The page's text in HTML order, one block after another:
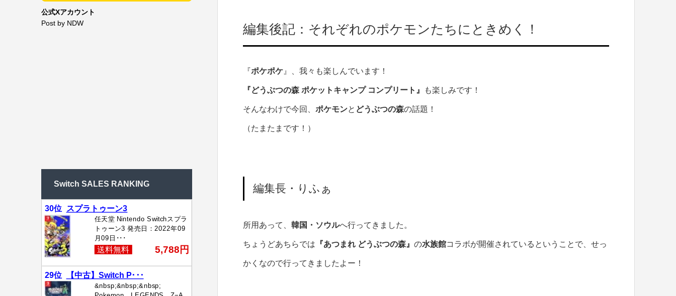
編集後記：それぞれのポケモンたちにときめく！
『ポケポケ』、我々も楽しんでいます！
『どうぶつの森 ポケットキャンプ コンプリート』 も楽しみです！
そんなわけで今回、 ポケモンと どうぶつの森の話題！
（たまたまです！）
編集長・りふぁ
所用あって、 韓国・ソウルへ行ってきました。
ちょうどあちらでは 『あつまれ どうぶつの森』 の水族館コラボが開催されているということで、せっ
かくなので行ってきましたよー！
公式Xアカウント
Post by NDW
Switch SALES RANKING